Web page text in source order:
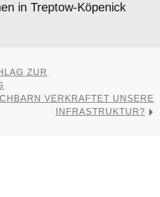
in Treptow-Köpenick
ZUR
VERKRAFTET UNSERE
INFRASTRUKTUR?